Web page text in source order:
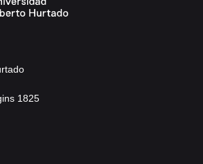
1825